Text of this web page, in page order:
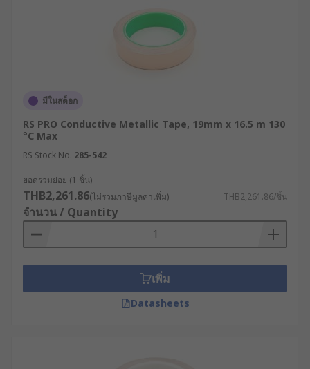
ที่เป็นตัวนำไฟฟ้า หรือ Conductive Copper Foil
Tape แต่หากต้องการใช้เพื่อการปิดผนึก
โครงสร้างทั่วไป อาจเลือกใช้เทปแบบไม่นำไฟฟ้า
อุณหภูมิของสภาวะแวดล้อม : ประเมินว่าพื้นที่ติด
HVAC หรือเครื่องจักรที่เกิดความร้อนสูง ควร
เลือกเทปอลูมิเนียมทนความร้อน ที่สามารถคง
ประสิทธิภาพชั้นกาวและรักษาการยึดเกาะได้ดี
ในอุณหภูมิสุดขั้ว
สภาพพื้นผิวที่ต้องการยึดติด : ควรทราบก่อนว่า
ต้องการติดเทปบนพื้นผิวที่เป็นตัวนำ เช่น โลหะ
โครงเหล็ก หรือไม่เป็นตัวนำ เช่น พลาสติก ยาง
ฉนวนใยแก้ว เพื่อให้มั่นใจว่าเทปกาวจะแนบสนิท
และไม่หลุดร่อนเมื่อเวลาผ่านไป
ประเภทของเนื้อโลหะ : เลือกวัสดุให้ตรงกับโจทย์
การทำงาน เช่น เลือกใช้เทปฟอยล์ทองแดง
สำหรับงานแผงวงจรอิเล็กทรอนิกส์ เลือกอลูมิ
มีในสต็อก
RS PRO Conductive Metallic Tape, 19mm x 16.5 m 130
°C Max
RS Stock No. 285-542
ยอดรวมย่อย (1 ชิ้น)
THB2,261.86(ไม่รวมภาษีมูลค่าเพิ่ม) THB2,261.86/ชิ้น
จำนวน / Quantity
เพิ่ม
Datasheets